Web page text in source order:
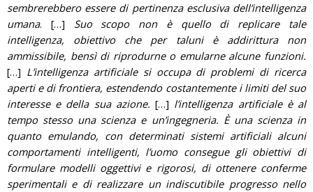
sembrerebbero essere di pertinenza esclusiva dell’intelligenza
umana. […] Suo scopo non è quello di replicare tale
intelligenza, obiettivo che per taluni è addirittura non
ammissibile, bensì di riprodurne o emularne alcune funzioni.
[…] L’intelligenza artificiale si occupa di problemi di ricerca
aperti e di frontiera, estendendo costantemente i limiti del suo
interesse e della sua azione. […] l’intelligenza artificiale è al
tempo stesso una scienza e un’ingegneria. È una scienza in
quanto emulando, con determinati sistemi artificiali alcuni
comportamenti intelligenti, l’uomo consegue gli obiettivi di
formulare modelli oggettivi e rigorosi, di ottenere conferme
sperimentali e di realizzare un indiscutibile progresso nello